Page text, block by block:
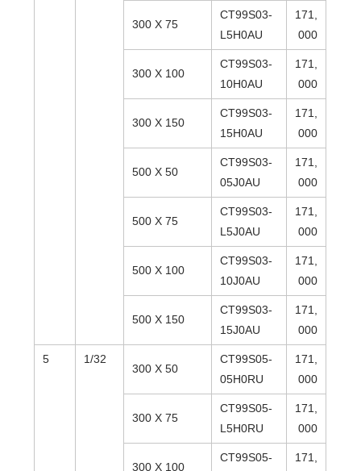
300 X 75
CT99S03-
L5H0AU
171,
000
300 X 100
CT99S03-
10H0AU
171,
000
300 X 150
CT99S03-
15H0AU
171,
000
500 X 50
CT99S03-
05J0AU
171,
000
500 X 75
CT99S03-
L5J0AU
171,
000
500 X 100
CT99S03-
10J0AU
171,
000
500 X 150
CT99S03-
15J0AU
171,
000
5 1/32
300 X 50
CT99S05-
05H0RU
171,
000
300 X 75
CT99S05-
L5H0RU
171,
000
300 X 100
CT99S05- 171,